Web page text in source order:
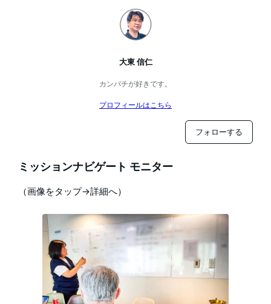
大東 信仁
カンパチが好きです。
プロフィールはこちら
フォローする
ミッションナビゲート モニター
（画像をタップ→詳細へ）